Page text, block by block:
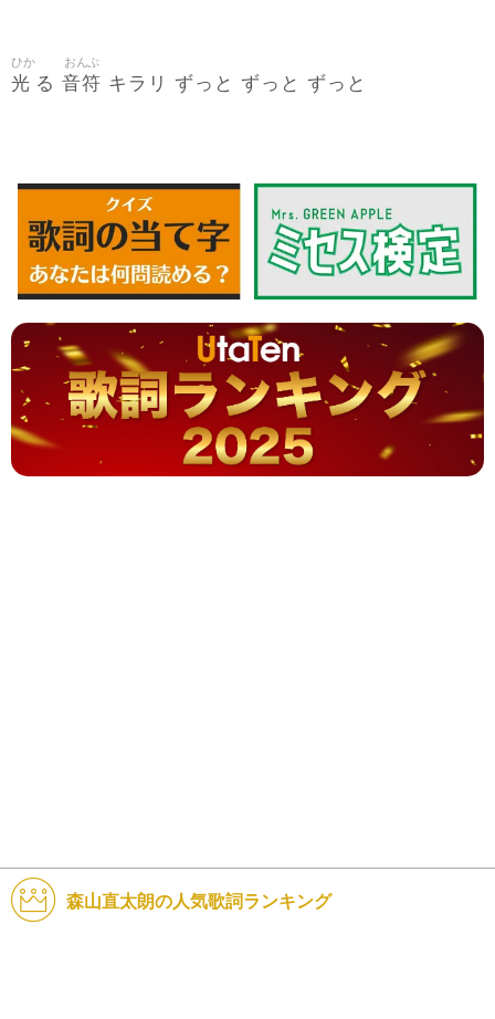
光
ひか
る 音符
おんぷ
キラリ ずっと ずっと ずっと
森山直太朗の人気歌詞ランキング